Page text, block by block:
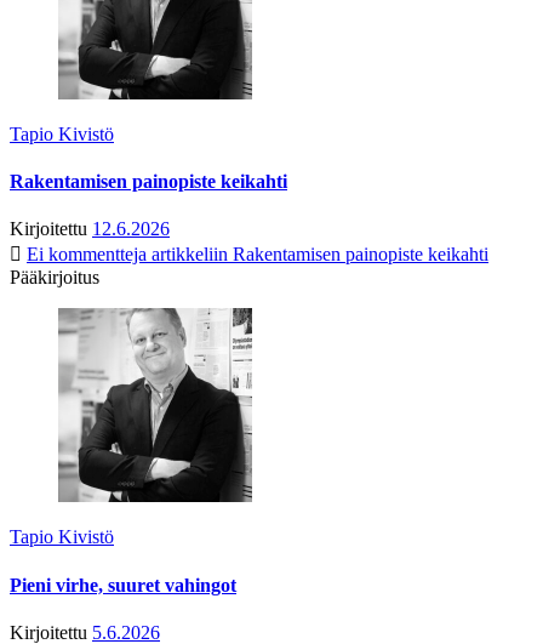
Tapio Kivistö
Rakentamisen painopiste keikahti
Kirjoitettu 12.6.2026
Ei kommentteja artikkeliin Rakentamisen painopiste keikahti
Pääkirjoitus
Tapio Kivistö
Pieni virhe, suuret vahingot
Kirjoitettu 5.6.2026